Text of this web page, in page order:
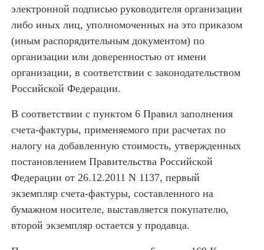
электронной подписью руководителя организации
либо иных лиц, уполномоченных на это приказом
(иным распорядительным документом) по
организации или доверенностью от имени
организации, в соответствии с законодательством
Российской Федерации.
В соответствии с пунктом 6 Правил заполнения
счета-фактуры, применяемого при расчетах по
налогу на добавленную стоимость, утвержденных
постановлением Правительства Российской
Федерации от 26.12.2011 N 1137, первый
экземпляр счета-фактуры, составленного на
бумажном носителе, выставляется покупателю,
второй экземпляр остается у продавца.